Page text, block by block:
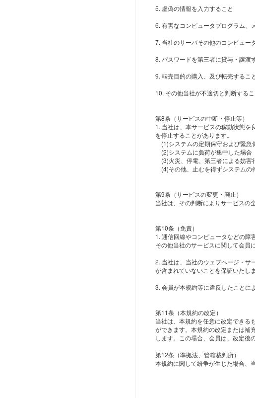
5. 虚偽の情報を入力すること
6. 有害なコンピュータプログラム、
7. 当社のサーバその他のコンピュー
8. パスワードを第三者に貸与・譲渡
9. 転売目的の購入、及び転売すること
10. その他当社が不適切と判断するこ
第8条（サービスの中断・停止等）
1. 当社は、本サービスの稼動状態
を停止することがあります。
(1)システムの定期保守および緊急
(2)システムに負荷が集中した場合
(3)火災、停電、第三者による妨害
(4)その他、止むを得ずシステムの
第9条（サービスの変更・廃止）
当社は、その判断によりサービスの
第10条（免責）
1. 通信回線やコンピュータなどの障
その他当社のサービスに関して会員
2. 当社は、当社のウェブページ・サ
が含まれていないことを保証いたしま
3. 会員が本規約等に違反したことに
第11条（本規約の改定）
当社は、本規約を任意に改定できる
ができます。本規約の改定または補
します。この場合、会員は、改定後
第12条（準拠法、管轄裁判所）
本規約に関して紛争が生じた場合、